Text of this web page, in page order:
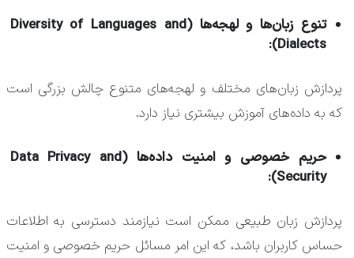
تنوع زبان‌ها و لهجه‌ها (Diversity of Languages and
Dialects):
پردازش زبان‌های مختلف و لهجه‌های متنوع چالش بزرگی است
که به داده‌های آموزش بیشتری نیاز دارد.
حریم خصوصی و امنیت داده‌ها (Data Privacy and
Security):
پردازش زبان طبیعی ممکن است نیازمند دسترسی به اطلاعات
حساس کاربران باشد، که این امر مسائل حریم خصوصی و امنیت